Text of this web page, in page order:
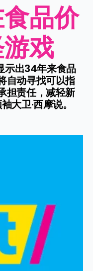
品价
戏
示出34年来食品
自动寻找可以指
担责任，减轻新
大卫·西摩说。